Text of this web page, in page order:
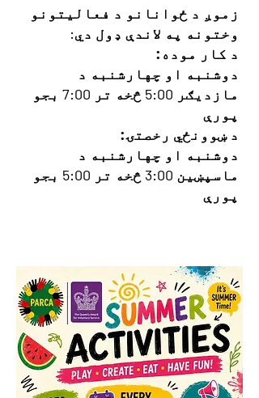
زموږ د ځوانانو د فعالیتونو
وختونه په لاندې ډول دي:
د کار موده:
دوشنبه او چهارشنبه د
مازدیګر 5:00 څخه تر 7:00 بجو
پورې
د ښوونځي رخصتۍ:
دوشنبه او چهارشنبه د
ماسپښین 3:00 څخه تر 5:00 بجو
پورې